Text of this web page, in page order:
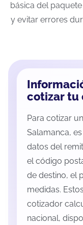
básica del
y evitar errores
cotizar tu
Para cotizar
Salamanca,
datos del
el código
de destino, el
medidas.
cotizador
nacional,